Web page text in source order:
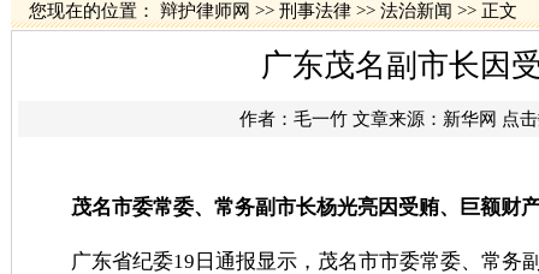
您现在的位置： 辩护律师网 >> 刑事法律 >> 法治新闻 >> 正文
广东茂名副市长因
作者： 毛一竹文章来源： 新华网 点
茂名市委常委、常务副市长杨光亮因受贿、巨额财
广东省纪委19日通报显示，茂名市市委常委、常务